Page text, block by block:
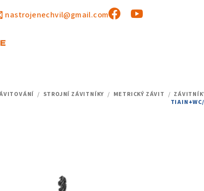
nastrojenechvil@gmail.com
/ STROJNÍ ZÁVITNÍKY / METRICKÝ ZÁVIT /